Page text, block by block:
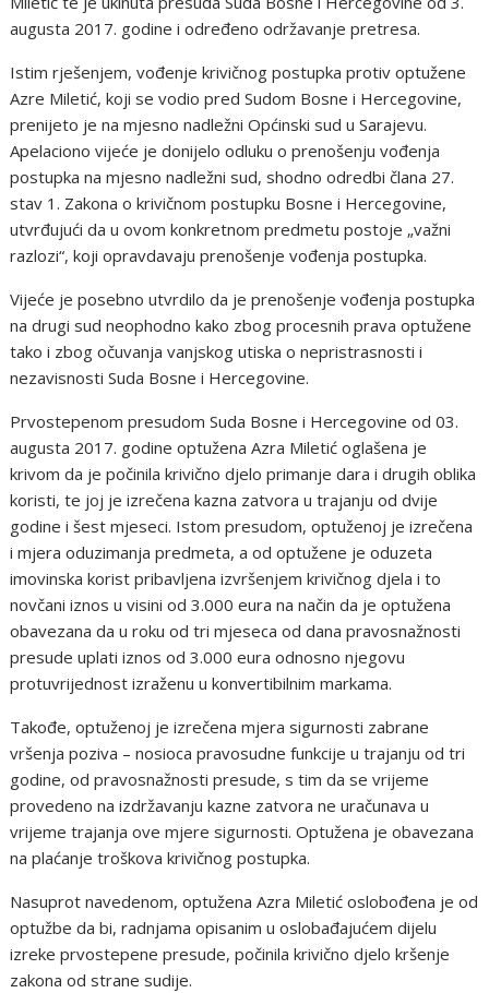
augusta 2017. godine i određeno održavanje pretresa.
Istim rješenjem, vođenje krivičnog postupka protiv optužene
Azre Miletić, koji se vodio pred Sudom Bosne i Hercegovine,
prenijeto je na mjesno nadležni Općinski sud u Sarajevu.
Apelaciono vijeće je donijelo odluku o prenošenju vođenja
postupka na mjesno nadležni sud, shodno odredbi člana 27.
stav 1. Zakona o krivičnom postupku Bosne i Hercegovine,
utvrđujući da u ovom konkretnom predmetu postoje „važni
razlozi“, koji opravdavaju prenošenje vođenja postupka.
Vijeće je posebno utvrdilo da je prenošenje vođenja postupka
na drugi sud neophodno kako zbog procesnih prava optužene
tako i zbog očuvanja vanjskog utiska o nepristrasnosti i
nezavisnosti Suda Bosne i Hercegovine.
Prvostepenom presudom Suda Bosne i Hercegovine od 03.
augusta 2017. godine optužena Azra Miletić oglašena je
krivom da je počinila krivično djelo primanje dara i drugih oblika
koristi, te joj je izrečena kazna zatvora u trajanju od dvije
godine i šest mjeseci. Istom presudom, optuženoj je izrečena
i mjera oduzimanja predmeta, a od optužene je oduzeta
imovinska korist pribavljena izvršenjem krivičnog djela i to
novčani iznos u visini od 3.000 eura na način da je optužena
obavezana da u roku od tri mjeseca od dana pravosnažnosti
presude uplati iznos od 3.000 eura odnosno njegovu
protuvrijednost izraženu u konvertibilnim markama.
Takođe, optuženoj je izrečena mjera sigurnosti zabrane
vršenja poziva – nosioca pravosudne funkcije u trajanju od tri
godine, od pravosnažnosti presude, s tim da se vrijeme
provedeno na izdržavanju kazne zatvora ne uračunava u
vrijeme trajanja ove mjere sigurnosti. Optužena je obavezana
na plaćanje troškova krivičnog postupka.
Nasuprot navedenom, optužena Azra Miletić oslobođena je od
optužbe da bi, radnjama opisanim u oslobađajućem dijelu
izreke prvostepene presude, počinila krivično djelo kršenje
zakona od strane sudije.